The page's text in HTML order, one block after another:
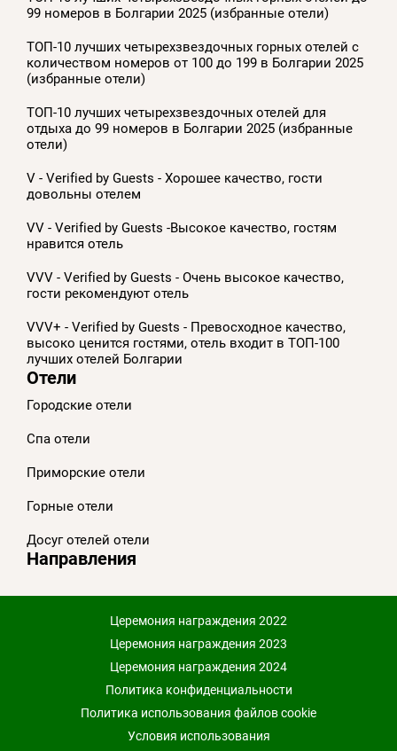
99 номеров в Болгарии 2025 (избранные отели)
ТОП-10 лучших четырехзвездочных горных отелей с
количеством номеров от 100 до 199 в Болгарии 2025
(избранные отели)
ТОП-10 лучших четырехзвездочных отелей для
отдыха до 99 номеров в Болгарии 2025 (избранные
отели)
V - Verified by Guests - Хорошее качество, гости
довольны отелем
VV - Verified by Guests -Высокое качество, гостям
нравится отель
VVV - Verified by Guests - Очень высокое качество,
гости рекомендуют отель
VVV+ - Verified by Guests - Превосходное качество,
высоко ценится гостями, отель входит в ТОП-100
лучших отелей Болгарии
Отели
Городские отели
Спа отели
Приморскиe отели
Горные отели
Досуг отелей отели
Направления
Церемония награждения 2022
Церемония награждения 2023
Церемония награждения 2024
Политика конфиденциальности
Политика использования файлов cookie
Условия использования